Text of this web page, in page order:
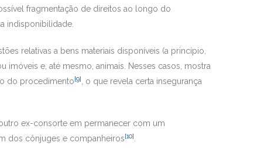
fragmentação de direitos ao longo do
indisponibilidade.
relativas a bens materiais disponíveis (a princípio,
e, até mesmo, animais. Nesses casos, mostra
do procedimento[9], o que revela certa insegurança
ex-consorte em permanecer com um
dos cônjuges e companheiros[10].